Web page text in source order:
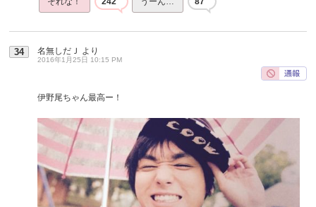
34 名無しだＪ より
2016年1月25日 10:15 PM
伊野尾ちゃん最高ー！